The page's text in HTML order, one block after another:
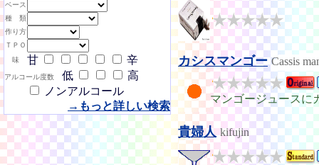
ベース
種 類
作り方
ＴＰＯ
味
甘 辛
アルコール度数 低
高
ノンアルコール
→もっと詳しい検索
カシスマンゴー Cassis
マンゴージュースに
貴婦人 kifujin